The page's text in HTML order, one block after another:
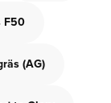
F50
(AG)